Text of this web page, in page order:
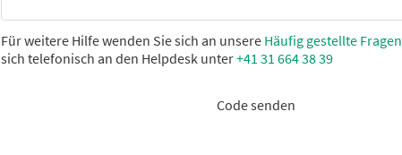
Für weitere Hilfe wenden Sie sich an unsere Häufig gestellte Fragen
sich telefonisch an den Helpdesk unter+41 31 664 38 39
Code senden